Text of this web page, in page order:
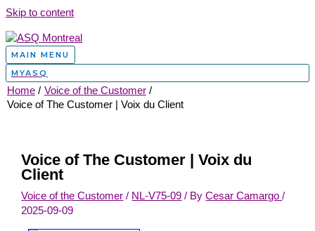
Skip to content
MAIN MENU
MYASQ
Home
Voice of the Customer
Voice of The Customer | Voix du Client
Voice of The Customer | Voix du
Client
Voice of the Customer / NL-V75-09 / By Cesar Camargo/
2025-09-09